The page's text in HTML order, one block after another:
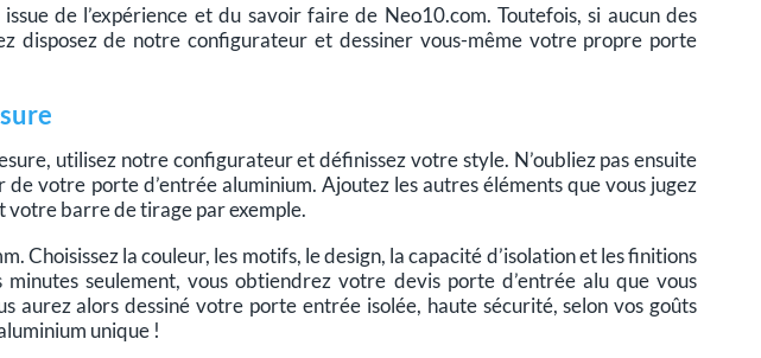
de l’expérience et du savoir faire de Neo10.com. Toutefois, si aucun des
disposez de notre configurateur et dessiner vous-même votre propre porte
utilisez notre configurateur et définissez votre style. N’oubliez pas ensuite
votre porte d’entrée aluminium. Ajoutez les autres éléments que vous jugez
votre barre de tirage par exemple.
Choisissez la couleur, les motifs, le design, la capacité d’isolation et les finitions
seulement, vous obtiendrez votre devis porte d’entrée alu que vous
aurez alors dessiné votre porte entrée isolée, haute sécurité, selon vos goûts
unique !